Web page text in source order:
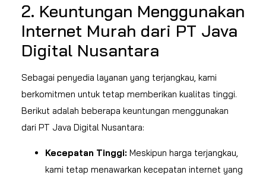
2. Keuntungan Menggunakan
Internet Murah dari PT Java
Digital Nusantara
Sebagai penyedia layanan yang terjangkau, kami
berkomitmen untuk tetap memberikan kualitas tinggi.
Berikut adalah beberapa keuntungan menggunakan
dari PT Java Digital Nusantara:
Kecepatan Tinggi: Meskipun harga terjangkau,
kami tetap menawarkan kecepatan internet yang